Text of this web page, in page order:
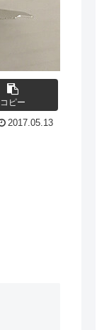
コピー
2017.05.13